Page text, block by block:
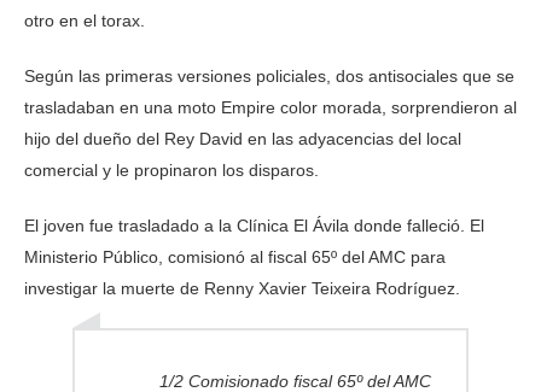
otro en el torax.
Según las primeras versiones policiales, dos antisociales que se
trasladaban en una moto Empire color morada, sorprendieron al
hijo del dueño del Rey David en las adyacencias del local
comercial y le propinaron los disparos.
El joven fue trasladado a la Clínica El Ávila donde falleció. El
Ministerio Público, comisionó al fiscal 65º del AMC para
investigar la muerte de Renny Xavier Teixeira Rodríguez.
1/2 Comisionado fiscal 65º del AMC